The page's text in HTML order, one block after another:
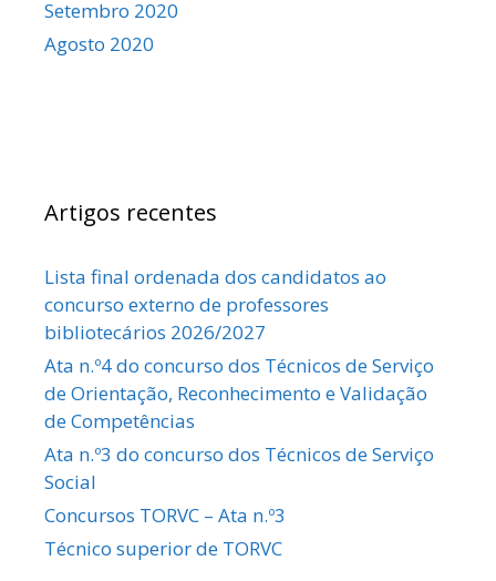
Setembro 2020
Agosto 2020
Artigos recentes
Lista final ordenada dos candidatos ao
concurso externo de professores
bibliotecários 2026/2027
Ata n.º4 do concurso dos Técnicos de Serviço
de Orientação, Reconhecimento e Validação
de Competências
Ata n.º3 do concurso dos Técnicos de Serviço
Social
Concursos TORVC – Ata n.º3
Técnico superior de TORVC